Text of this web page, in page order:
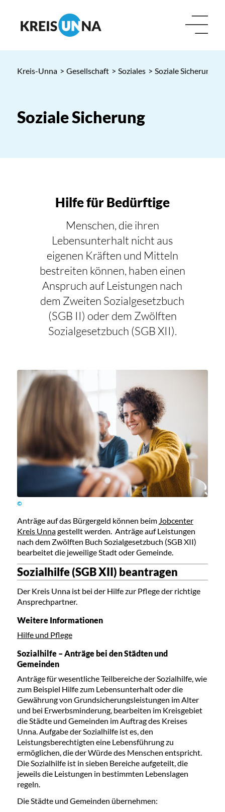
Kreis-Unna > Gesellschaft > Soziales > Soziale Sicherung
Soziale Sicherung
Hilfe für Bedürftige
Menschen, die ihren
Lebensunterhalt nicht aus
eigenen Kräften und Mitteln
bestreiten können, haben einen
Anspruch auf Leistungen nach
dem Zweiten Sozialgesetzbuch
(SGB II) oder dem Zwölften
Sozialgesetzbuch (SGB XII).
©
Anträge auf das Bürgergeld können beim Jobcenter
Kreis Unnagestellt werden. Anträge auf Leistungen
nach dem Zwölften Buch Sozialgesetzbuch (SGB XII)
bearbeitet die jeweilige Stadt oder Gemeinde.
Sozialhilfe (SGB XII) beantragen
Der Kreis Unna ist bei der Hilfe zur Pflege der richtige
Ansprechpartner.
Weitere Informationen
Hilfe und Pflege
Sozialhilfe – Anträge bei den Städten und
Gemeinden
Anträge für wesentliche Teilbereiche der Sozialhilfe, wie
zum Beispiel Hilfe zum Lebensunterhalt oder die
Gewährung von Grundsicherungsleistungen im Alter
und bei Erwerbsminderung, bearbeiten im Kreisgebiet
die Städte und Gemeinden im Auftrag des Kreises
Unna. Aufgabe der Sozialhilfe ist es, den
Leistungsberechtigten eine Lebensführung zu
ermöglichen, die der Würde des Menschen entspricht.
Die Sozialhilfe ist in sieben Bereiche aufgeteilt, die
jeweils die Leistungen in bestimmten Lebenslagen
regeln.
Die Städte und Gemeinden übernehmen: